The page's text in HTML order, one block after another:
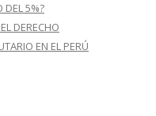
DEL 5%?
DERECHO
EN EL PERÚ